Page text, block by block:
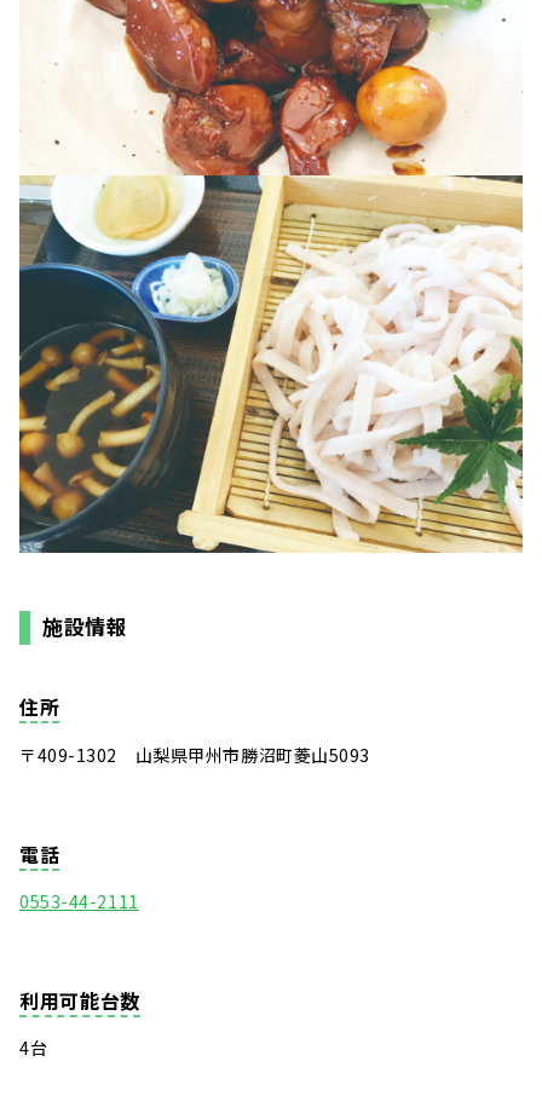
施設情報
住所
〒409-1302 山梨県甲州市勝沼町菱山5093
電話
0553-44-2111
利用可能台数
4台